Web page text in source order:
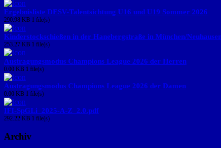
Ergebnisliste DESV-Talentsichtung U16 und U19 Sommer 2026
290.98 KB 1 file(s)
Kinderstockschießen in der Hanebergstraße in München/
253.27 KB 1 file(s)
Austragungsmodus Champions League 2026 der Herren
0.00 KB 1 file(s)
Austragungsmodus Champions League 2026 der Damen
0.00 KB 1 file(s)
IFI-SpGLi_2025-A-Z_2.0.pdf
292.22 KB 1 file(s)
Archiv